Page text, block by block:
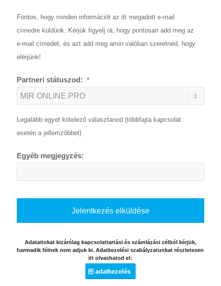
Fontos, hogy minden információt az itt megadott e-mail
címedre küldünk. Kérjük figyelj rá, hogy pontosan add meg az
e-mail címedet, és azt add meg amin valóban szeretnéd, hogy
elérjünk!
Partneri státuszod: *
Legalább egyet kötelező választanod (többfajta kapcsolat
esetén a jellemzőbbet)
Egyéb megjegyzés:
Adataitokat kizárólag kapcsolattartási és számlázási célból kérjük,
harmadik félnek nem adjuk ki. Adatkezelési szabályzatunkat részletesen
itt olvashatod el:
adatkezelés